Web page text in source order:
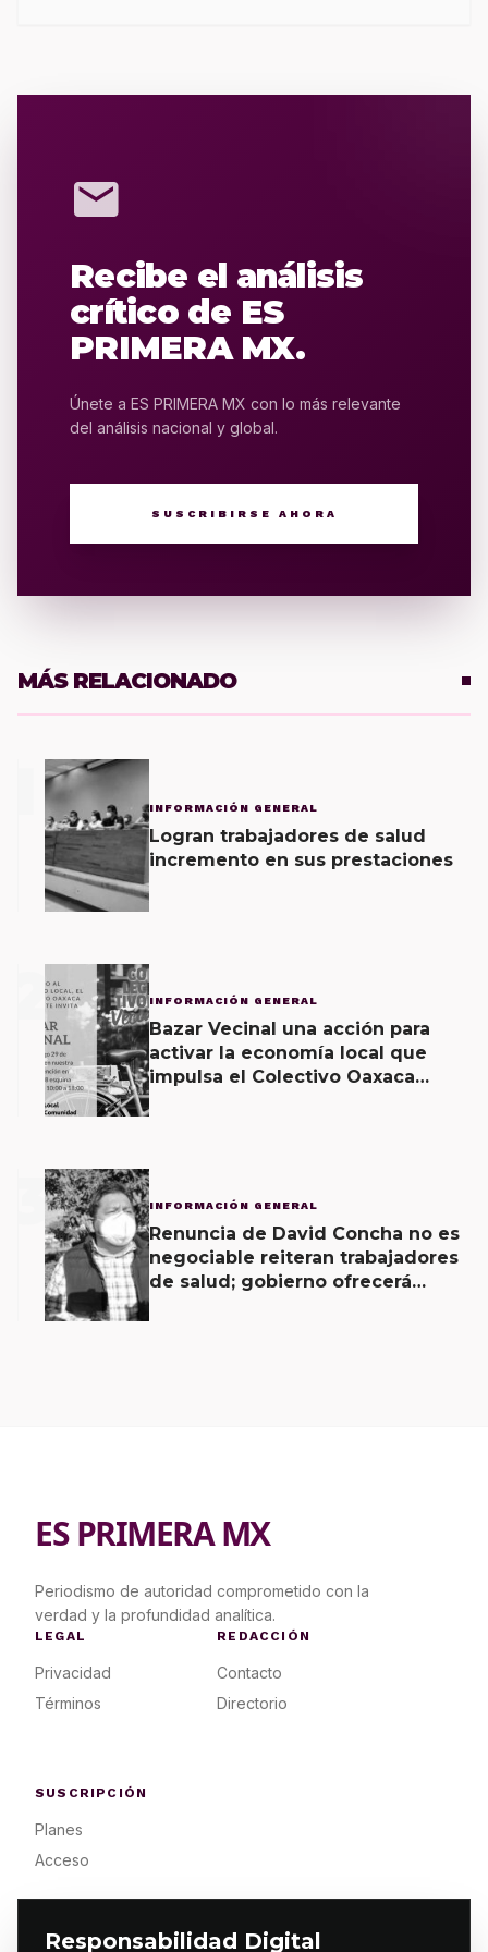
Responsabilidad Digital
mail
Recibe el análisis
crítico de ES
PRIMERA MX.
Únete a ES PRIMERA MX con lo más relevante
del análisis nacional y global.
SUSCRIBIRSE AHORA
MÁS RELACIONADO
INFORMACIÓN GENERAL
Logran trabajadores de salud
incremento en sus prestaciones
2 INFORMACIÓN GENERAL
Bazar Vecinal una acción para
activar la economía local que
impulsa el Colectivo Oaxaca
3 INFORMACIÓN GENERAL
Renuncia de David Concha no es
negociable reiteran trabajadores
de salud; gobierno ofrecerá
ES PRIMERA MX
Periodismo de autoridad comprometido con la
verdad y la profundidad analítica.
LEGAL
Privacidad
Términos
REDACCIÓN
Contacto
Directorio
SUSCRIPCIÓN
Planes
Acceso